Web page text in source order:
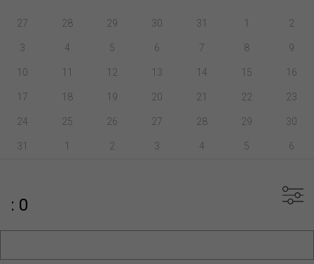
27 28 29 30 31 1 2
3 4 5 6 7 8 9
10 11 12 13 14 15 16
17 18 19 20 21 22 23
24 25 26 27 28 29 30
31 1 2 3 4 5 6
: 0